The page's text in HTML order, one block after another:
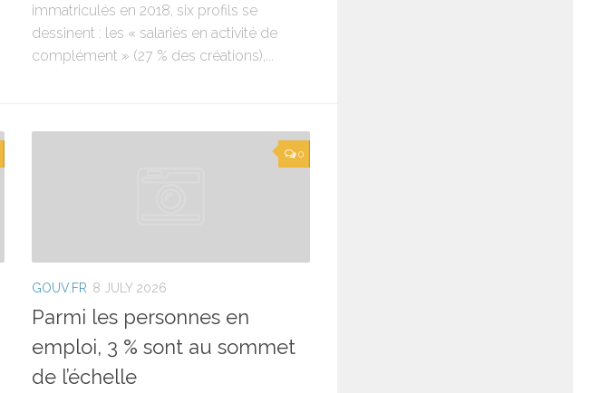
immatriculés en 2018, six profils se
dessinent : les « salariés en activité de
complément » (27 % des créations),...
0
GOUV.FR 8 JULY 2026
Parmi les personnes en
emploi, 3 % sont au sommet
de l’échelle